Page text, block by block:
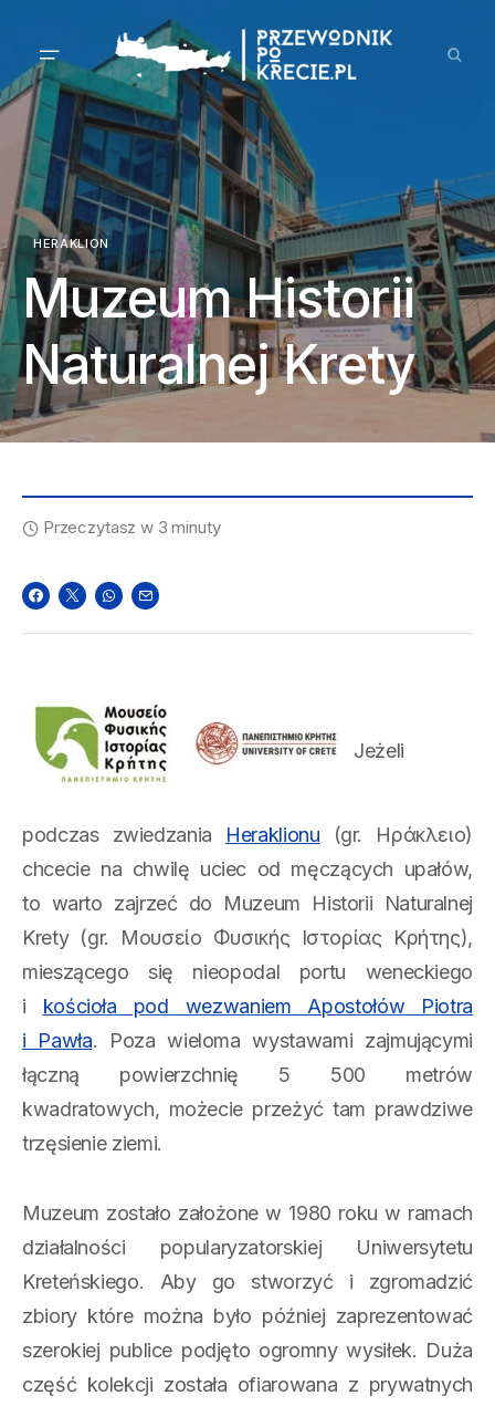
HERAKLION
Muzeum Historii
Naturalnej Krety
Przeczytasz w 3 minuty
Jeżeli
podczas zwiedzania Heraklionu (gr. Ηράκλειο)
chcecie na chwilę uciec od męczących upałów,
to warto zajrzeć do Muzeum Historii Naturalnej
Krety (gr. Μουσείο Φυσικής Ιστορίας Κρήτης),
mieszącego się nieopodal portu weneckiego
i kościoła pod wezwaniem Apostołów Piotra
i Pawła. Poza wieloma wystawami zajmującymi
łączną powierzchnię 5 500 metrów
kwadratowych, możecie przeżyć tam prawdziwe
trzęsienie ziemi.
Muzeum zostało założone w 1980 roku w ramach
działalności popularyzatorskiej Uniwersytetu
Kreteńskiego. Aby go stworzyć i zgromadzić
zbiory które można było później zaprezentować
szerokiej publice podjęto ogromny wysiłek. Duża
część kolekcji została ofiarowana z prywatnych